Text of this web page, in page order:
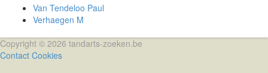
Van Tendeloo Paul
Verhaegen M
Copyright © 2026 tandarts-zoeken.be
Contact Cookies